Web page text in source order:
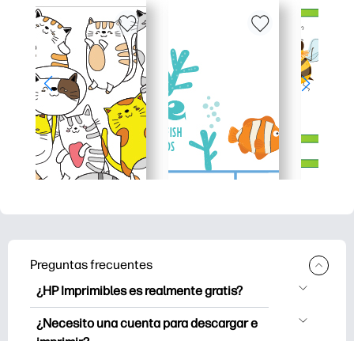
Preguntas frecuentes
¿HP Imprimibles es realmente gratis?
HP Printables ofrece más de 2.500
imprimibles gratuitos para descargar e
¿Necesito una cuenta para descargar e